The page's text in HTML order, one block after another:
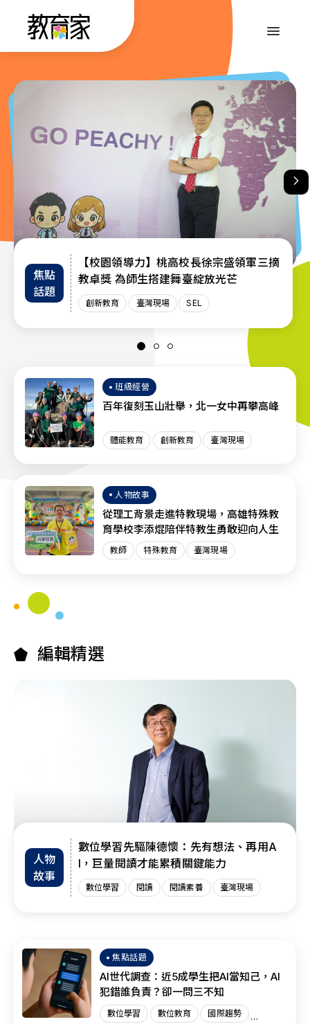
容
焦點
話題
【校園領導力】桃高校長徐宗盛領軍三摘
教卓獎 為師生搭建舞臺綻放光芒
創新教育 臺灣現場 SEL
教師
增能
教育部首辦「大專院校通識教育教師交流
工作坊」 共創AI與永續未來課堂
創新教育 臺灣現場 AI教育
趨勢
政策
退而不休，無私奉獻─教育部公布115年
教育奉獻獎獲獎名單
教師 教育奉獻獎 臺灣現場
班級經營
百年復刻玉山壯舉，北一女中再攀高峰
體能教育 創新教育 臺灣現場
人物故事
從理工背景走進特教現場，高雄特殊教
育學校李添焜陪伴特教生勇敢迎向人生
教師 特殊教育 臺灣現場
編輯精選
人物
故事
數位學習先驅陳德懷：先有想法、再用A
I，巨量閱讀才能累積關鍵能力
數位學習 閱讀 閱讀素養 臺灣現場
焦點話題
AI世代調查：近5成學生把AI當知己，AI
犯錯誰負責？卻一問三不知
數位學習 數位教育 國際趨勢